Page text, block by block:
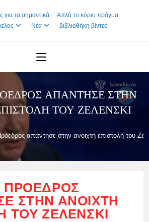
για τα σημαντικά
Απλά το κύριο πράγμα
Νέα βιβλιοθήκη βίντεο
ΑΠΆΝΤΗΣΕ ΣΤΗΝ
ΤΟΥ ΖΕΛΈΝΣΚΙ
απάντησε στην ανοιχτή επιστολή του
ΠΡΌΕΔΡΟΣ
ΣΤΗΝ ΑΝΟΙΧΤΉ
ΤΟΥ ΖΕΛΈΝΣΚΙ